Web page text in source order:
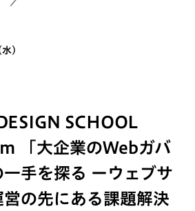
）
SCHOOL
「大企業のWebガバ
手を探る ーウェブサ
の先にある課題解決